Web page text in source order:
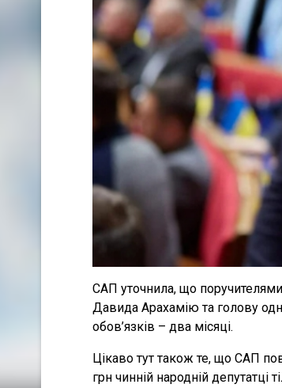
САП уточнила, що
Давида Арахамію та голову
обов’язків – два місяці.
Цікаво тут також те, що САП
грн чинній народній